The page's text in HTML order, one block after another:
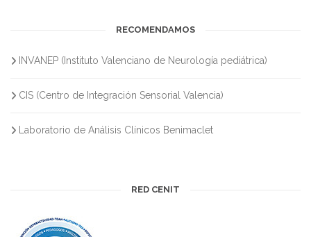
RECOMENDAMOS
INVANEP (Instituto Valenciano de Neurología pediátrica)
CIS (Centro de Integración Sensorial Valencia)
Laboratorio de Análisis Clínicos Benimaclet
RED CENIT